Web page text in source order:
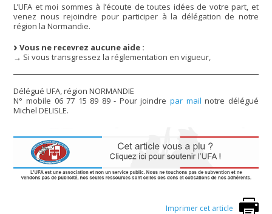
L’UFA et moi sommes à l’écoute de toutes idées de votre part, et
venez nous rejoindre pour participer à la délégation de notre
région la Normandie.
Vous ne recevrez aucune aide :
→ Si vous transgressez la réglementation en vigueur,
Délégué UFA, région NORMANDIE
N° mobile 06 77 15 89 89 - Pour joindre par mail notre délégué
Michel DELISLE.
Imprimer cet article